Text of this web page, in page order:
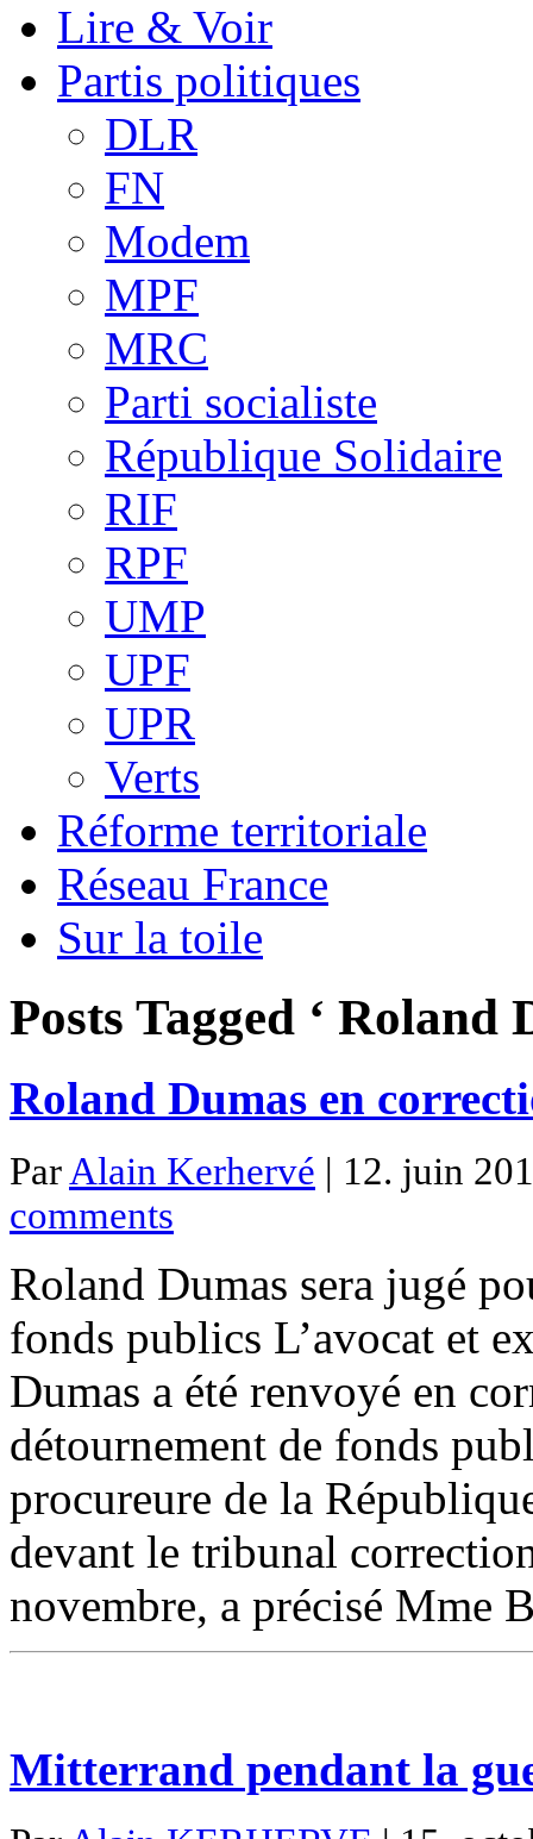
Lire & Voir
Partis politiques
DLR
FN
Modem
MPF
MRC
Parti socialiste
République Solidaire
RIF
RPF
UMP
UPF
UPR
Verts
Réforme territoriale
Réseau France
Sur la toile
Posts Tagged ‘ Roland
Roland Dumas en
ParAlain Kerhervé | 12. juin
comments
Roland Dumas sera jugé
fonds publics L’avocat et
Dumas a été renvoyé en
détournement de fonds
procureure de la
devant le tribunal
novembre, a précisé Mme
Mitterrand pendant la